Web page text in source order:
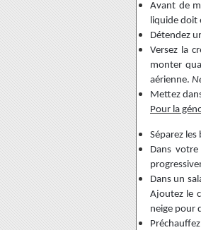
Avant de
liquide doit
Détendez
Versez la
monter
aérienne.
Mettez
Pour la
Séparez
Dans
Dans un
Ajoutez le
neige pour